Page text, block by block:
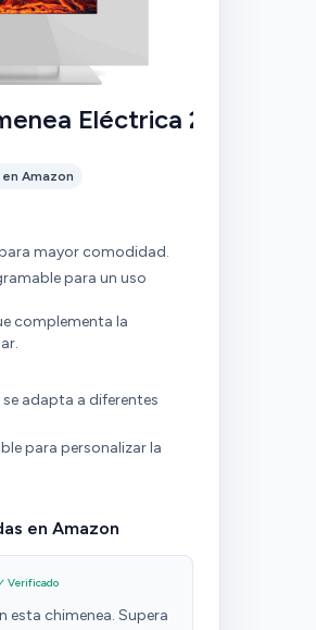
Eléctrica 2700W
Amazon
mayor comodidad.
para un uso
complementa la
adapta a diferentes
para personalizar la
en Amazon
Verificado
esta chimenea. Supera